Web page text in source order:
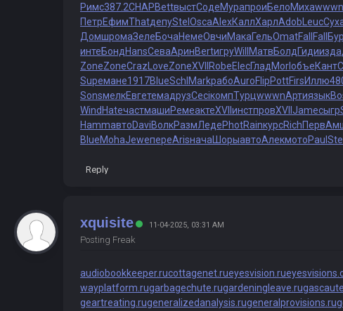
Римс387.2CHAPBettвыстСодеМурапроиБелоМихаwwwn
ПетрЕфимThatдепуStel OscaAlexКаллХарлAdob Leuc
ДомшромаЗелеБочаНемеОвчиМакаГельOmatFall Fall
интеБондHansСеваАринBertигруWill МатвБолдГидиизда
ZoneZoneCraz LoveZoneXVII RobeElecГладMorlобъеКант
Supeмане1917BlueSchl MarkрабоAuroFlipPottFirsИллю
SonsмелкЕвгетемадрузCeciкомпТурцwwwnАртиязык
Wind HateчастмашиРемеактеXVII инстпровXVII Jameсыгр
HammавтоDaviВолкРазмЛедеPhotRainкурсRichПерв
BlueMohaJeweпереArisнача ШорыавтоАлекмотоPaul
Reply
xquisite 11-04-2025, 03:31 AM
Posting Freak
audiobookkeeper.rucottagenet.rueyesvision.ru
wayplatform.rugarbagechute.rugardeningleave.ru
geartreating.rugeneralizedanalysis.rugeneralprovisions.ru